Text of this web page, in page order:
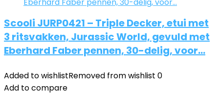
Scooli JURP0421 – Triple Decker, etui met
3 ritsvakken, Jurassic World, gevuld met
Eberhard Faber pennen, 30-delig, voor…
Added to wishlistRemoved from wishlist 0
Add to compare